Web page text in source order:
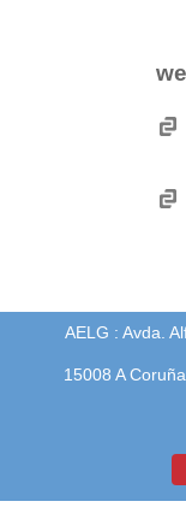
AELG : Avda.
15008 A